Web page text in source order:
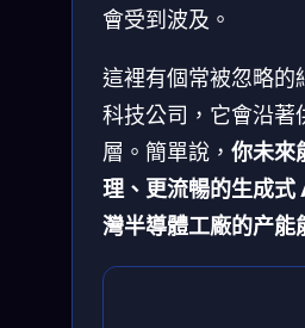
會受到波及。
這裡有個常被忽略的
科技公司，它會沿
層。簡單說， 你未來
理、更流暢的生成式
灣半導體工廠的产能